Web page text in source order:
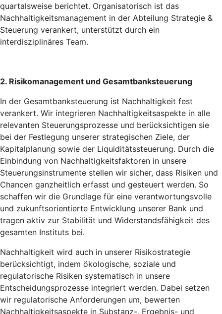
quartalsweise berichtet. Organisatorisch ist das
Nachhaltigkeitsmanagement in der Abteilung Strategie &
Steuerung verankert, unterstützt durch ein
interdisziplinäres Team.
2. Risikomanagement und Gesamtbanksteuerung
In der Gesamtbanksteuerung ist Nachhaltigkeit fest
verankert. Wir integrieren Nachhaltigkeitsaspekte in alle
relevanten Steuerungsprozesse und berücksichtigen sie
bei der Festlegung unserer strategischen Ziele, der
Kapitalplanung sowie der Liquiditätssteuerung. Durch die
Einbindung von Nachhaltigkeitsfaktoren in unsere
Steuerungsinstrumente stellen wir sicher, dass Risiken und
Chancen ganzheitlich erfasst und gesteuert werden. So
schaffen wir die Grundlage für eine verantwortungsvolle
und zukunftsorientierte Entwicklung unserer Bank und
tragen aktiv zur Stabilität und Widerstandsfähigkeit des
gesamten Instituts bei.
Nachhaltigkeit wird auch in unserer Risikostrategie
berücksichtigt, indem ökologische, soziale und
regulatorische Risiken systematisch in unsere
Entscheidungsprozesse integriert werden. Dabei setzen
wir regulatorische Anforderungen um, bewerten
Nachhaltigkeitsaspekte in Substanz-, Ergebnis- und